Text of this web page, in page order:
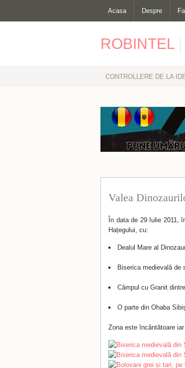
Acasa Despre
ROBINTEL
CONTROLLERE DE LA
Valea
În data de 29 Iulie 2011,
Hațegului, cu:
Dealul Mare al
Biserica medievală de
Câmpul cu Granit
O parte din Ohaba
Zona este încântătoare